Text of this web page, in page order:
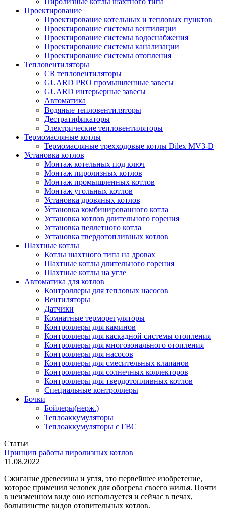
Проектирование
Проектирование котельных и тепловых пунктов
Проектирование системы вентиляции
Проектирование системы водоснабжения
Проектирование системы канализации
Проектирование системы отопления
Тепловентиляторы
CR тепловентиляторы
GUARD PRO промышленные завесы
GUARD интерьерные завесы
Автоматика
Водяные тепловентиляторы
Дестратификаторы
Электрические тепловентиляторы
Термомасляные котлы
Термомасляные трехходовые котлы Dilex MV3-D
Установка котлов
Монтаж котельных под ключ
Монтаж пиролизных котлов
Монтаж промышленных котлов
Монтаж угольных котлов
Установка дровяных котлов
Установка комбинированного котла
Установка котлов длительного горения
Установка пеллетного котла
Установка твердотопливных котлов
Шахтные котлы
Котлы шахтного типа на дровах
Шахтные котлы длительного горения
Шахтные котлы на угле
Автоматика для котлов
Контроллеры для тепловых насосов
Вентиляторы
Датчики
Комнатные терморегуляторы
Контроллеры для каминов
Контроллеры для каскадной системы отопления
Контроллеры для многозонального отопления
Контроллеры для насосов
Контроллеры для смесительных клапанов
Контроллеры для солнечных коллекторов
Контроллеры для твердотопливных котлов
Специальные контроллеры
Бочки
Бойлеры(нерж.)
Теплоаккумуляторы
Теплоаккумуляторы с ГВС
Статьи
Принцип работы пиролизных котлов
11.08.2022
Сжигание древесины и угля, это первейшее изобретение,
которое применил человек для обогрева своего жилья. Почти
в неизменном виде оно используется и сейчас в печах,
большинстве видов отопительных котлов.